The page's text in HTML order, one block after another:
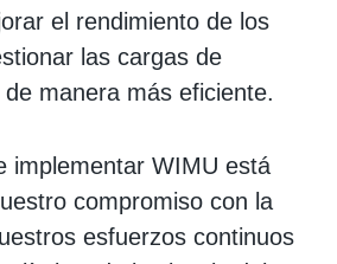
el rendimiento de los
las cargas de
manera más eficiente.
implementar WIMU está
compromiso con la
esfuerzos continuos